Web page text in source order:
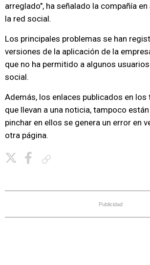
arreglado", ha señalado la compañía
la red social.
Los principales problemas se han
versiones de la aplicación de la
que no ha permitido a algunos
social.
Además, los enlaces publicados en
que llevan a una noticia, tampoco
pinchar en ellos se genera un error en
otra página.
Publicidad